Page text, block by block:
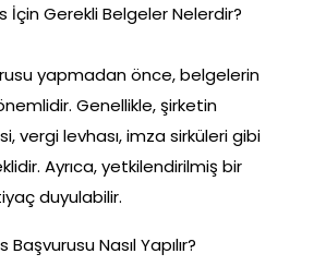
İçin Gerekli Belgeler Nelerdir?
yapmadan önce, belgelerin
Genellikle, şirketin
vergi levhası, imza sirküleri gibi
Ayrıca, yetkilendirilmiş bir
duyulabilir.
Başvurusu Nasıl Yapılır?